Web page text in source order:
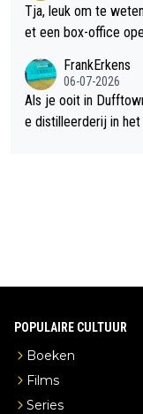
Tja, leuk om te
et een box-office
FrankErkens
06-07-2026
Als je ooit in
e distilleerderij in het gebied
POPULAIRE CULTUUR
Boeken
Films
Series